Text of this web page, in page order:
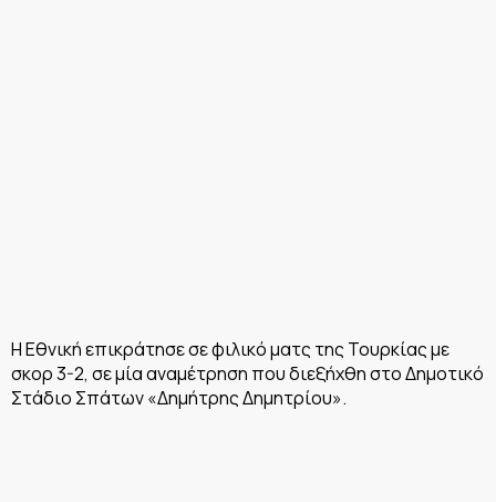
Η Εθνική επικράτησε σε φιλικό ματς της Τουρκίας με
σκορ 3-2, σε μία αναμέτρηση που διεξήχθη στο Δημοτικό
Στάδιο Σπάτων «Δημήτρης Δημητρίου».